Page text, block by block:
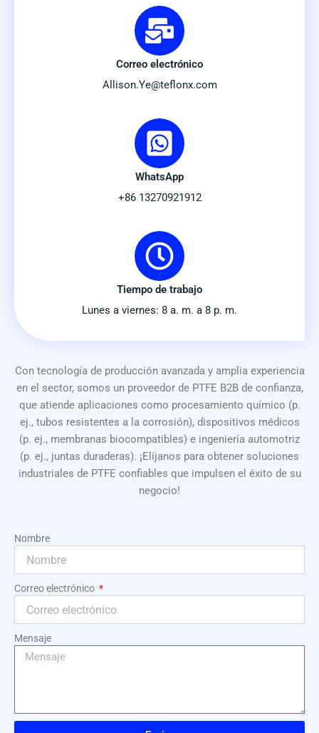
Correo electrónico
Allison.Ye@teflonx.com
WhatsApp
+86 13270921912
Tiempo de trabajo
Lunes a viernes: 8 a. m. a 8 p. m.
Con tecnología de producción avanzada y amplia experiencia
en el sector, somos un proveedor de PTFE B2B de confianza,
que atiende aplicaciones como procesamiento químico (p.
ej., tubos resistentes a la corrosión), dispositivos médicos
(p. ej., membranas biocompatibles) e ingeniería automotriz
(p. ej., juntas duraderas). ¡Elíjanos para obtener soluciones
industriales de PTFE confiables que impulsen el éxito de su
negocio!
Nombre
Correo electrónico
Mensaje